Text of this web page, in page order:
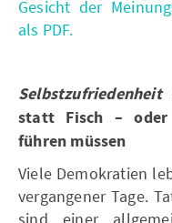
Gesicht der
als PDF.
statt Fisch –
führen müssen
Viele Demokratien
vergangener Tage.
sind einer